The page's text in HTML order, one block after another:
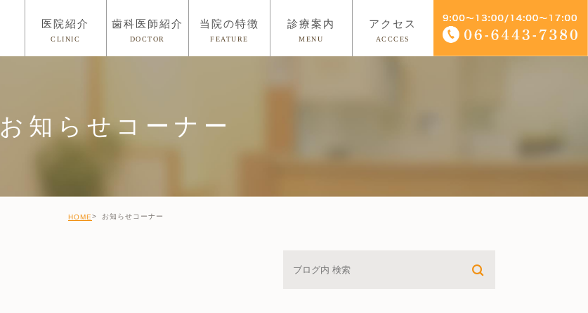
医院紹介
CLINIC
歯科医師紹介
DOCTOR
当院の特徴
FEATURE
診療案内
MENU
アクセス
ACCCES
お知らせコーナー
HOME お知らせコーナー